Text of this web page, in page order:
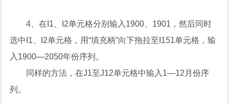
4、在I1、I2单元格分别输入1900、1901，然后同时
选中I1、I2单元格，用“填充柄”向下拖拉至I151单元格，输
入1900—2050年份序列。
同样的方法，在J1至J12单元格中输入1—12月份序
列。